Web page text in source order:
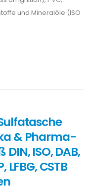
und Mineralöle (ISO
& Pharma-
ISO, DAB,
LFBG, CSTB